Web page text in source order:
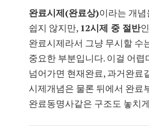
완료시제(완료상)이라는 개
쉽지 않지만, 12시제 중 절반
완료시제라서 그냥 무시할 수
중요한 부분입니다. 이걸 어렵
넘어가면 현재완료, 과거완료
시제개념은 물론 뒤에서 완료
완료동명사같은 구조도 놓치